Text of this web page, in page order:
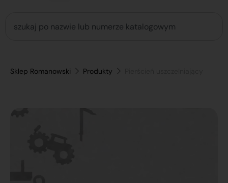
Sklep Romanowski Produkty